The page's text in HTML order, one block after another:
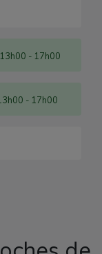
- 17h00
- 17h00